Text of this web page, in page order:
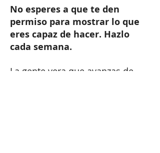
No esperes a que te den
permiso para mostrar lo que
eres capaz de hacer. Hazlo
cada semana.
La gente vera que avanzas de